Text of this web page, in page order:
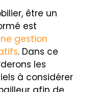
être un
est
gestion
. Dans ce
les
à considérer